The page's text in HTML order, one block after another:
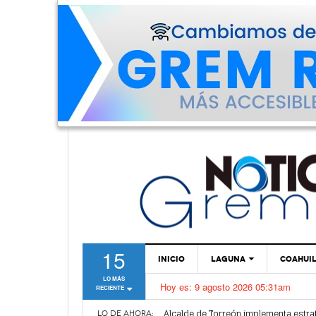
15
LO MÁS
RECIENTE
INICIO LAGUNA
TORREÓN
GÓMEZ PALACIO
Hoy es: 9 agosto 2026 05:31am
LO DE AHORA:
Dirección de Salud Municipal de